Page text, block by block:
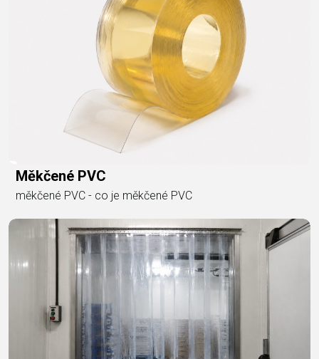
Měkčené PVC
měkčené PVC - co je měkčené PVC